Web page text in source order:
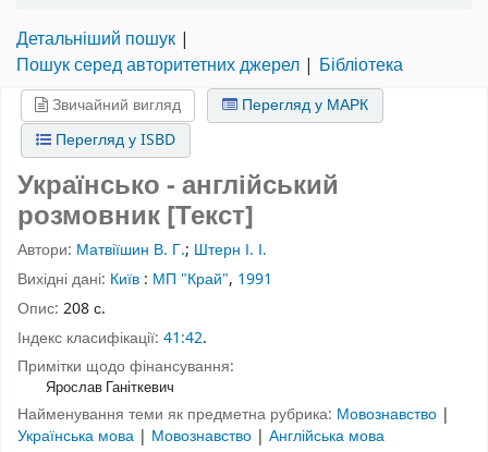
Детальніший пошук
Пошук серед авторитетних джерел
Бібліотека
Звичайний вигляд
Перегляд у МАРК
Перегляд у ISBD
Українсько - англійський
розмовник [Текст]
Автори: Матвіїшин В. Г.; Штерн І. І.
Вихідні дані: Київ : МП "Край", 1991
Опис: 208 с.
Індекс класифікації: 41:42.
Примітки щодо фінансування:
Ярослав Ганіткевич
Найменування теми як предметна рубрика: Мовознавство |
Українська мова | Мовознавство | Англійська мова